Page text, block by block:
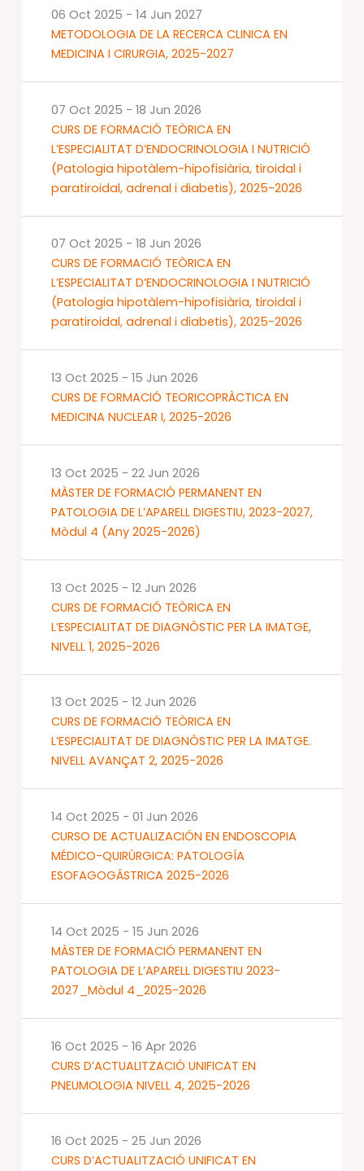
METODOLOGIA DE LA RECERCA CLINICA EN
MEDICINA I CIRURGIA, 2025-2027
06 Oct 2025 - 14 Jun 2027
CURS DE FORMACIÓ TEÒRICA EN
L’ESPECIALITAT D’ENDOCRINOLOGIA I NUTRICIÓ
(Patologia hipotàlem-hipofisiària, tiroidal i
paratiroidal, adrenal i diabetis), 2025-2026
07 Oct 2025 - 18 Jun 2026
CURS DE FORMACIÓ TEÒRICA EN
L’ESPECIALITAT D’ENDOCRINOLOGIA I NUTRICIÓ
(Patologia hipotàlem-hipofisiària, tiroidal i
paratiroidal, adrenal i diabetis), 2025-2026
07 Oct 2025 - 18 Jun 2026
CURS DE FORMACIÓ TEORICOPRÀCTICA EN
MEDICINA NUCLEAR I, 2025-2026
13 Oct 2025 - 15 Jun 2026
MÀSTER DE FORMACIÓ PERMANENT EN
PATOLOGIA DE L’APARELL DIGESTIU, 2023-2027,
Mòdul 4 (Any 2025-2026)
13 Oct 2025 - 22 Jun 2026
CURS DE FORMACIÓ TEÒRICA EN
L’ESPECIALITAT DE DIAGNÒSTIC PER LA IMATGE,
NIVELL 1, 2025-2026
13 Oct 2025 - 12 Jun 2026
CURS DE FORMACIÓ TEÒRICA EN
L’ESPECIALITAT DE DIAGNÒSTIC PER LA IMATGE.
NIVELL AVANÇAT 2, 2025-2026
13 Oct 2025 - 12 Jun 2026
CURSO DE ACTUALIZACIÓN EN ENDOSCOPIA
MÉDICO-QUIRÚRGICA: PATOLOGÍA
ESOFAGOGÁSTRICA 2025-2026
14 Oct 2025 - 01 Jun 2026
MÀSTER DE FORMACIÓ PERMANENT EN
PATOLOGIA DE L’APARELL DIGESTIU 2023-
2027_Mòdul 4_2025-2026
14 Oct 2025 - 15 Jun 2026
CURS D’ACTUALITZACIÓ UNIFICAT EN
PNEUMOLOGIA NIVELL 4, 2025-2026
16 Oct 2025 - 16 Apr 2026
CURS D’ACTUALITZACIÓ UNIFICAT EN
16 Oct 2025 - 25 Jun 2026